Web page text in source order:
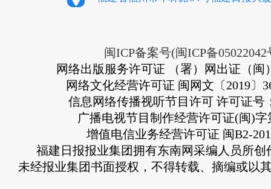
闽ICP备案号(闽ICP备05022042
网络出版服务许可证 （署）网出证（闽
网络文化经营许可证 闽网文〔2019〕
信息网络传播视听节目许可 许可证号
广播电视节目制作经营许可证(闽)字
增值电信业务经营许可证 闽B2-
福建日报报业集团拥有东南网采编人员所创
未经报业集团书面授权，不得转载、摘编或以